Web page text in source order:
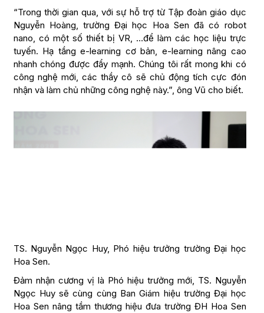
“Trong thời gian qua, với sự hỗ trợ từ Tập đoàn giáo dục
Nguyễn Hoàng, trường Đại học Hoa Sen đã có robot
nano, có một số thiết bị VR, …để làm các học liệu trực
tuyến. Hạ tầng e-learning cơ bản, e-learning nâng cao
nhanh chóng được đẩy mạnh. Chúng tôi rất mong khi có
công nghệ mới, các thầy cô sẽ chủ động tích cực đón
nhận và làm chủ những công nghệ này.”, ông Vũ cho biết.
TS. Nguyễn Ngọc Huy, Phó hiệu trưởng trường Đại học
Hoa Sen.
Đảm nhận cương vị là Phó hiệu trưởng mới, TS. Nguyễn
Ngọc Huy sẽ cùng cùng Ban Giám hiệu trường Đại học
Hoa Sen nâng tầm thương hiệu đưa trường ĐH Hoa Sen